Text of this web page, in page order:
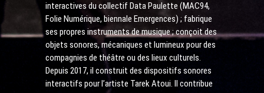
interactives du collectif Data Paulette (MAC94,
Folie Numérique, biennale Emergences) ; fabrique
ses propres instruments de musique ; conçoit des
objets sonores, mécaniques et lumineux pour des
compagnies de théâtre ou des lieux culturels.
Depuis 2017, il construit des dispositifs sonores
interactifs pour l’artiste Tarek Atoui. Il contribue